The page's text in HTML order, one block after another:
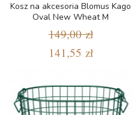
Kosz na akcesoria Blomus Kago
Oval New Wheat M
149,00 zł
141,55 zł